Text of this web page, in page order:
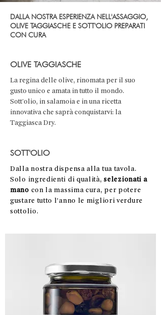
DALLA NOSTRA ESPERIENZA NELL'ASSAGGIO,
OLIVE TAGGIASCHE E SOTT'OLIO PREPARATI
CON CURA
OLIVE TAGGIASCHE
La regina delle olive, rinomata per il suo
gusto unico e amata in tutto il mondo.
Sott'olio, in salamoia e in una ricetta
innovativa che saprà conquistarvi: la
Taggiasca Dry.
SOTT'OLIO
Dalla nostra dispensa alla tua tavola.
Solo ingredienti di qualità,selezionati a
mano con la massima cura, per potere
gustare tutto l’anno le migliori verdure
sottolio.